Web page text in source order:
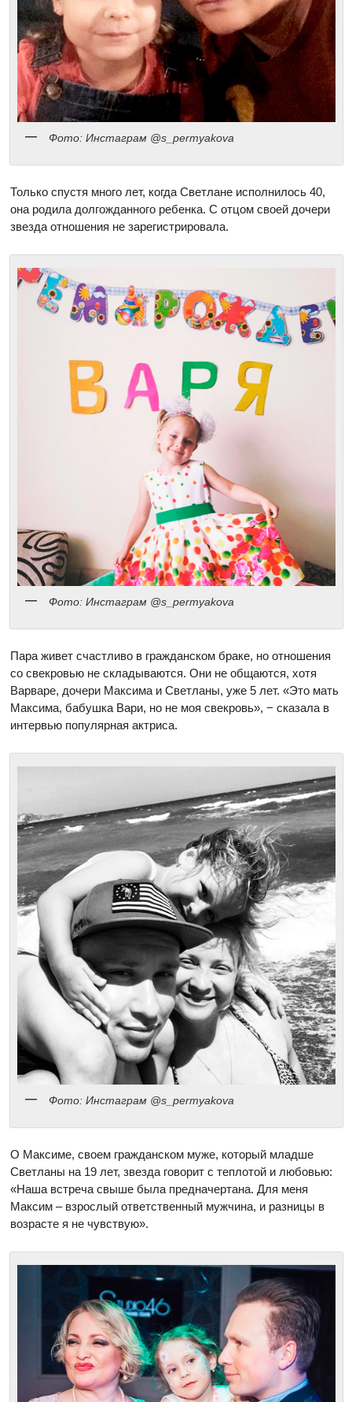
Фото: Инстаграм @s_permyakova
Только спустя много лет, когда Светлане исполнилось 40,
она родила долгожданного ребенка. С отцом своей дочери
звезда отношения не зарегистрировала.
Фото: Инстаграм @s_permyakova
Пара живет счастливо в гражданском браке, но отношения
со свекровью не складываются. Они не общаются, хотя
Варваре, дочери Максима и Светланы, уже 5 лет. «Это мать
Максима, бабушка Вари, но не моя свекровь», − сказала в
интервью популярная актриса.
Фото: Инстаграм @s_permyakova
О Максиме, своем гражданском муже, который младше
Светланы на 19 лет, звезда говорит с теплотой и любовью:
«Наша встреча свыше была предначертана. Для меня
Максим – взрослый ответственный мужчина, и разницы в
возрасте я не чувствую».